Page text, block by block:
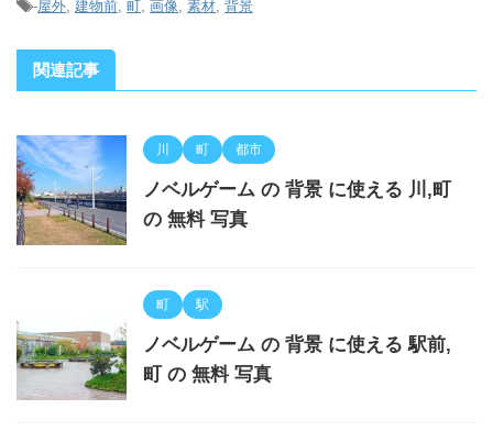
-屋外 建物前 町 画像 素材 背景
関連記事
川 町 都市
ノベルゲーム の 背景 に使える 川,町
の 無料 写真
町 駅
ノベルゲーム の 背景 に使える 駅前,
町 の 無料 写真